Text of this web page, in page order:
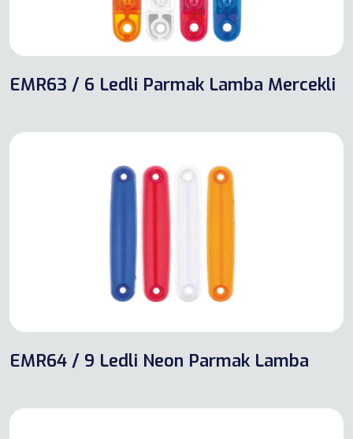
EMR63 / 6 Ledli Parmak Lamba Mercekli
EMR64 / 9 Ledli Neon Parmak Lamba